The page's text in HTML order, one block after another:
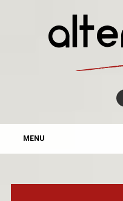
MAIN MENU
MENU